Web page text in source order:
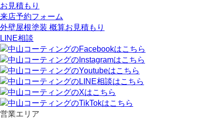
お見積もり
来店予約フォーム
外壁屋根塗装 概算お見積もり
LINE相談
営業エリア